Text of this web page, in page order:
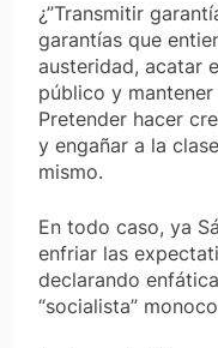
¿”Transmitir
garantías que
austeridad, acatar
público y
Pretender hacer
y engañar a la
mismo.
En todo caso, ya
enfriar las
declarando
“socialista”